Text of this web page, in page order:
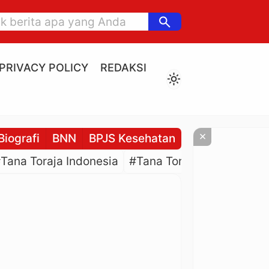
search
PRIVACY POLICY
REDAKSI
light_mode
BNN BPJS Kesehatan BPJS
Toraja Indonesia #Tana Toraja Culture
×